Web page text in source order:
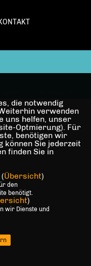
die notwendig
verwenden
uns helfen, unser
Optmierung). Für
benötigen wir
können Sie jederzeit
finden Sie in
Übersicht)
den
benötigt.
)
wir Dienste und